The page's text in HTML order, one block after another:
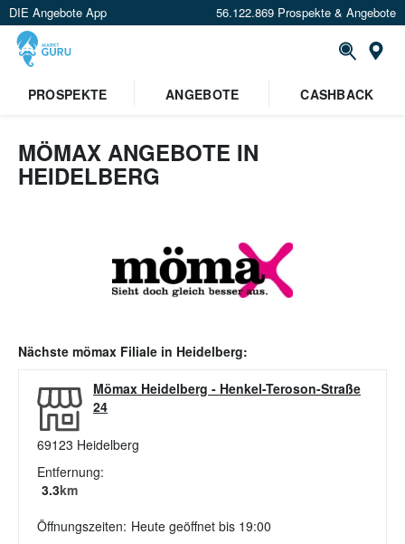
DIE Angebote App 56.122.869 Prospekte & Angebote
PROSPEKTE
ANGEBOTE CASHBACK
MÖMAX ANGEBOTE IN
HEIDELBERG
Nächste mömax Filiale in Heidelberg:
Mömax Heidelberg - Henkel-Teroson-Straße
24
69123 Heidelberg
Entfernung:
3.3km
Öffnungszeiten: Heute geöffnet bis 19:00